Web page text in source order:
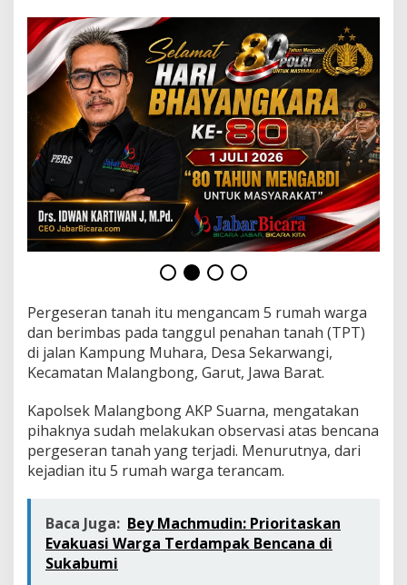
a
n
M
a
l
a
n
g
g
K
a
b
u
p
t
e
n
G
a
u
t
D
i
S
a
b
Pergeseran tanah itu mengancam 5 rumah warga
dan berimbas pada tanggul penahan tanah (TPT)
di jalan Kampung Muhara, Desa Sekarwangi,
Kecamatan Malangbong, Garut, Jawa Barat.
Kapolsek Malangbong AKP Suarna, mengatakan
pihaknya sudah melakukan observasi atas bencana
pergeseran tanah yang terjadi. Menurutnya, dari
kejadian itu 5 rumah warga terancam.
Baca Juga: Bey Machmudin: Prioritaskan
Evakuasi Warga Terdampak Bencana di
Sukabumi